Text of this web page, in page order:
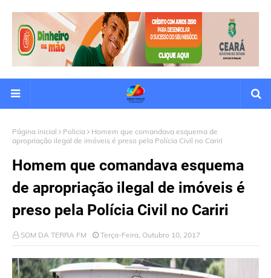
Página inicial Policia
Homem que comandava esquema de
apropriação ilegal de imóveis é preso pela Polícia Civil no Cariri
Homem que comandava esquema
de apropriação ilegal de imóveis é
preso pela Polícia Civil no Cariri
SOM DA TERRA FM Terça-Feira, Outubro 10, 2017